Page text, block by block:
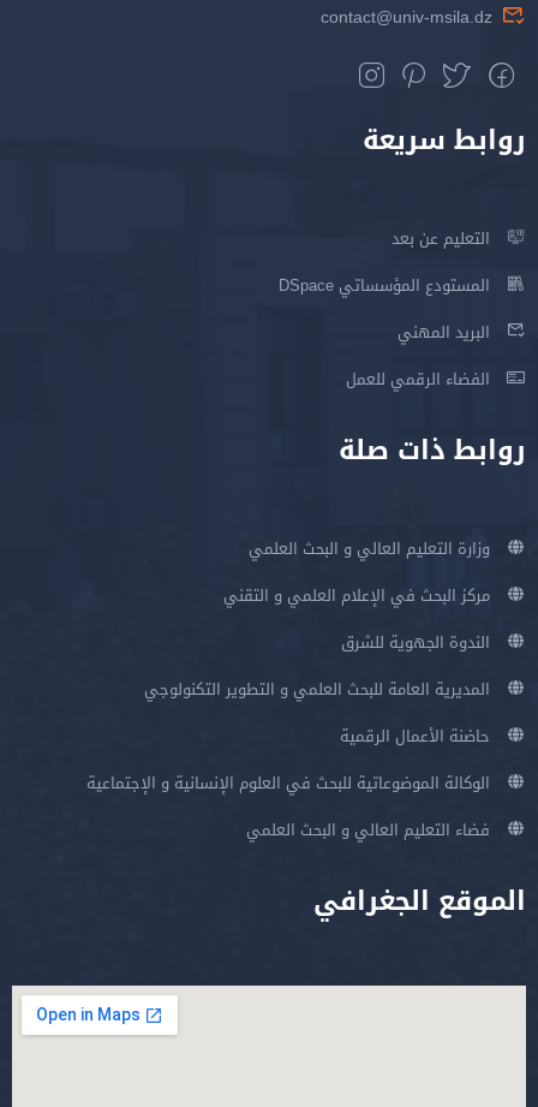
contact@univ-msila.dz
روابط سريعة
التعليم عن بعد
المستودع المؤسساتي DSpace
البريد المهني
الفضاء الرقمي للعمل
روابط ذات صلة
وزارة التعليم العالي و البحث العلمي
مركز البحث في الإعلام العلمي و التقني
الندوة الجهوية للشرق
المديرية العامة للبحث العلمي و التطوير التكنولوجي
حاضنة الأعمال الرقمية
الوكالة الموضوعاتية للبحث في العلوم الإنسانية و الإجتماعية
فضاء التعليم العالي و البحث العلمي
الموقع الجغرافي